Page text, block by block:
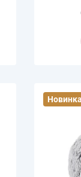
Новинка